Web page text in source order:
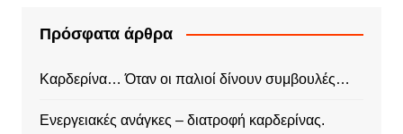
Πρόσφατα άρθρα
Καρδερίνα… Όταν οι παλιοί δίνουν συμβουλές…
Ενεργειακές ανάγκες – διατροφή καρδερίνας.